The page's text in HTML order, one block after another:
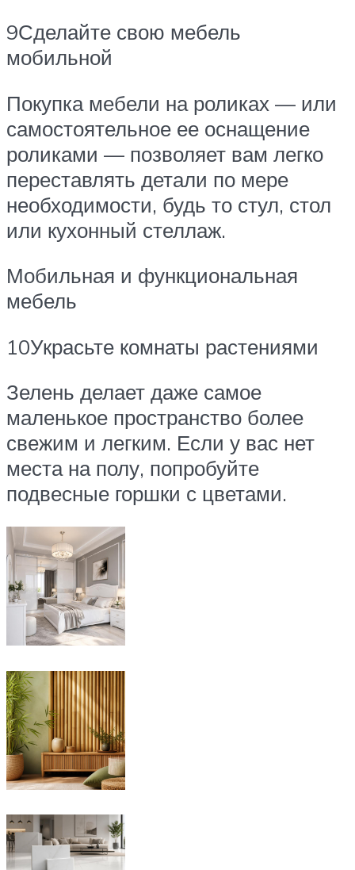
9Сделайте свою мебель
мобильной
Покупка мебели на роликах — или
самостоятельное ее оснащение
роликами — позволяет вам легко
переставлять детали по мере
необходимости, будь то стул, стол
или кухонный стеллаж.
Мобильная и функциональная
мебель
10Украсьте комнаты растениями
Зелень делает даже самое
маленькое пространство более
свежим и легким. Если у вас нет
места на полу, попробуйте
подвесные горшки с цветами.